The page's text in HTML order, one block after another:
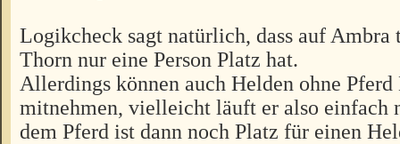
Logikcheck sagt natürlich, dass auf Ambra
Thorn nur eine Person Platz hat.
Allerdings können auch Helden ohne
mitnehmen, vielleicht läuft er also einfach
dem Pferd ist dann noch Platz für einen